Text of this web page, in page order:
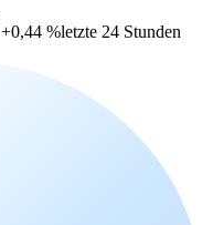
+0,44 %letzte 24 Stunden